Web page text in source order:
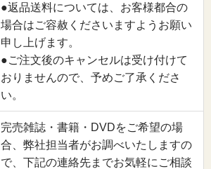
●返品送料については、お客様都合の
場合はご容赦くださいますようお願い
申し上げます。
●ご注文後のキャンセルは受け付けて
おりませんので、予めご了承くださ
い。
完売雑誌・書籍・DVDをご希望の場
合、弊社担当者がお調べいたしますの
で、下記の連絡先までお気軽にご相談